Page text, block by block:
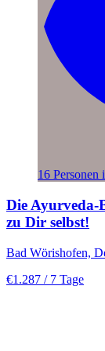
16 Personen
Die Ayurveda-
zu Dir selbst!
Bad Wörishofen,
€1.287 / 7 Tage